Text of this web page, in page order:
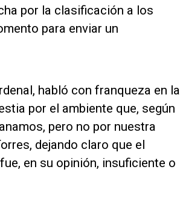
por la clasificación a los
para enviar un
habló con franqueza en la
por el ambiente que, según
pero no por nuestra
dejando claro que el
en su opinión, insuficiente o